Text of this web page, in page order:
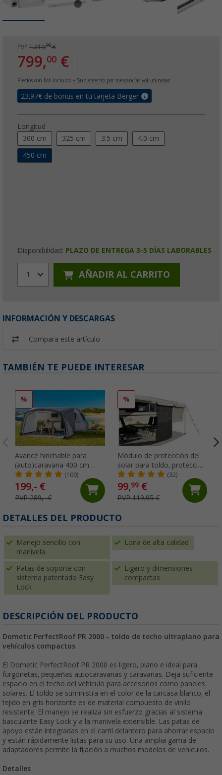
PVP 1.319,00€
799,00 €
Precios con IVA incluido + Suplemento por mercancías voluminosas
23,97€ de bonus en tu tarjeta Berger
Longitud
300 cm
325 cm 3.5 cm 4.0 cm
450 cm
Disponibilidad: PLAZO DE ENTREGA 3-5 DÍAS LABORABLES
1 AÑADIR AL CARRITO
INFORMACIÓN Y DESCARGAS
Compara este artículo
TAMBIÉN TE PUEDE INTERESAR
%
Avancé hinchable para
(auto)caravana 400 cm
Sombra Air Berger
(100)
199,- €
PVP 289,- €
%
Módulo de protección del
solar para toldo, protección
solar de la pared frontal del
toldo, blanco SunBreak
Peggy Peg
(32)
99,99€
PVP 119,95 €
DETALLES DEL PRODUCTO
Manejo sencillo con
manivela
Lona de alta calidad
Patas de soporte con
sistema patentado Easy
Lock
Ligero y dimensiones
compactas
DESCRIPCIÓN DEL PRODUCTO
Dometic PerfectRoof PR 2000 - toldo de techo ultraplano para
vehículos compactos
El Dometic PerfectRoof PR 2000 es ligero, plano e ideal para
furgonetas, pequeñas autocaravanas y caravanas. Deja suficiente
espacio en el techo del vehículo para accesorios como paneles
solares. El toldo se suministra en el color de la carcasa blanco, el
tejido en gris horizonte es de material compuesto de vinilo
resistente. El manejo se realiza sin esfuerzo gracias al sistema
basculante Easy Lock y a la manivela extensible. Las patas de
apoyo están integradas en el carril delantero para ahorrar espacio
y están rápidamente listas para su uso. Una amplia gama de
adaptadores permite la fijación a muchos modelos de vehículos.
Detalles